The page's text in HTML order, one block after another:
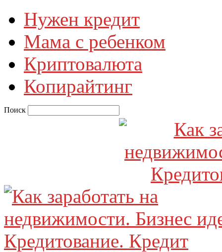
Нужен кредит
Мама с ребенком
Криптовалюта
Копирайтинг
Поиск